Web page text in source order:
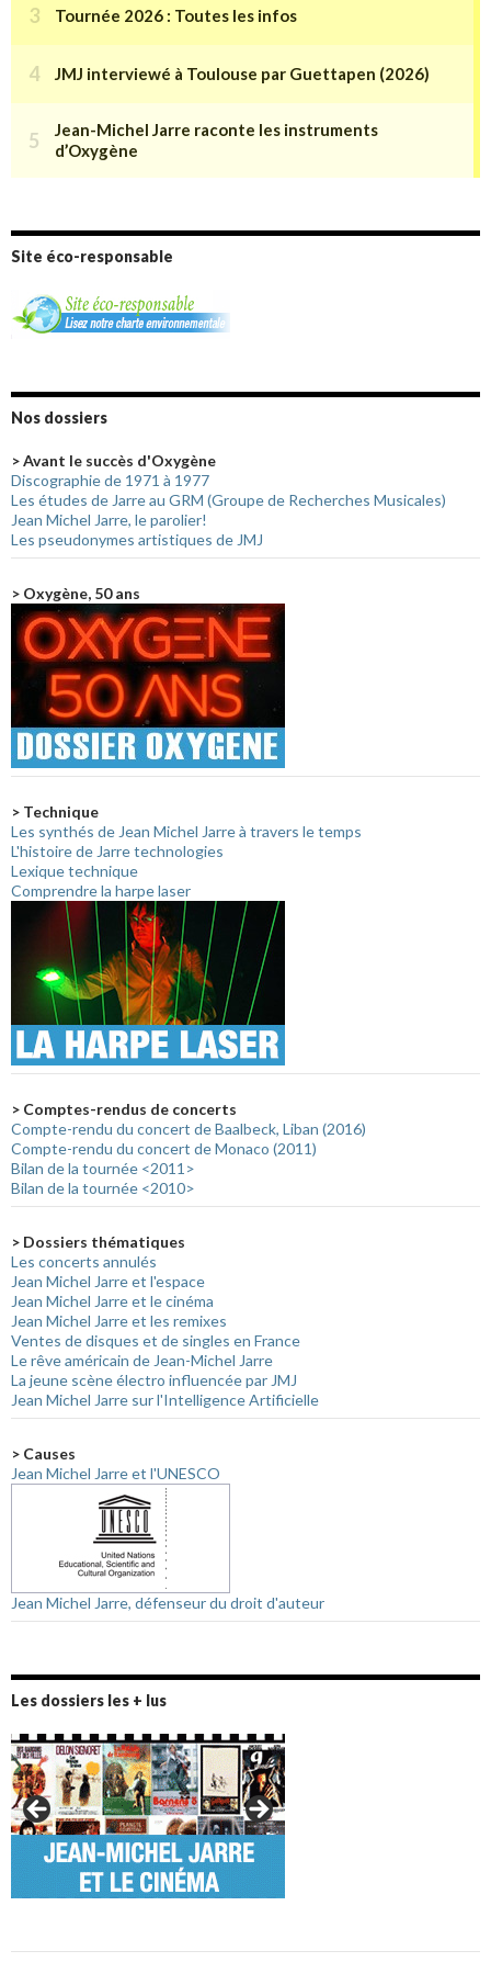
Site éco-responsable
Nos dossiers
> Avant le succès d'Oxygène
Discographie de 1971 à 1977
Les études de Jarre au GRM (Groupe de Recherches Musicales)
Jean Michel Jarre, le parolier!
Les pseudonymes artistiques de JMJ
> Oxygène, 50 ans
> Technique
Les synthés de Jean Michel Jarre à travers le temps
L'histoire de Jarre technologies
Lexique technique
Comprendre la harpe laser
> Comptes-rendus de concerts
Compte-rendu du concert de Baalbeck, Liban (2016)
Compte-rendu du concert de Monaco (2011)
Bilan de la tournée <2011>
Bilan de la tournée <2010>
> Dossiers thématiques
Les concerts annulés
Jean Michel Jarre et l'espace
Jean Michel Jarre et le cinéma
Jean Michel Jarre et les remixes
Ventes de disques et de singles en France
Le rêve américain de Jean-Michel Jarre
La jeune scène électro influencée par JMJ
Jean Michel Jarre sur l'Intelligence Artificielle
> Causes
Jean Michel Jarre et l'UNESCO
Jean Michel Jarre, défenseur du droit d'auteur
Les dossiers les + lus